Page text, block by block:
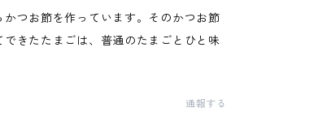
つお節を作っています。そのかつお節
できたたまごは、普通のたまごとひと味
通報する